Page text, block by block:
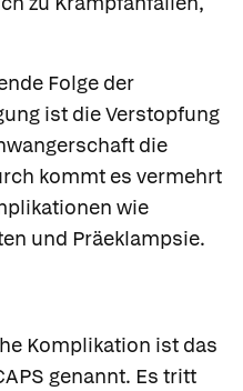
Folge der
ist die Verstopfung
die
kommt es vermehrt
wie
und Präeklampsie.
Komplikation ist das
genannt. Es tritt